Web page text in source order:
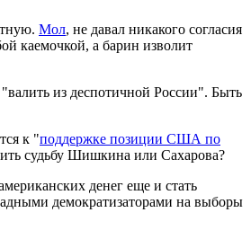
Мол, не давал никакого согласия
каемочкой, а барин изволит
из деспотичной России". Быть
к "поддержке позиции США по
судьбу Шишкина или Сахарова?
денег еще и стать
демократизаторами на выборы